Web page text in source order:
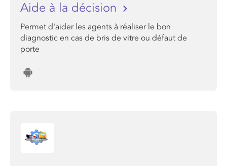
Aide à la décision
Permet d'aider les agents à réaliser le bon
diagnostic en cas de bris de vitre ou défaut de
porte